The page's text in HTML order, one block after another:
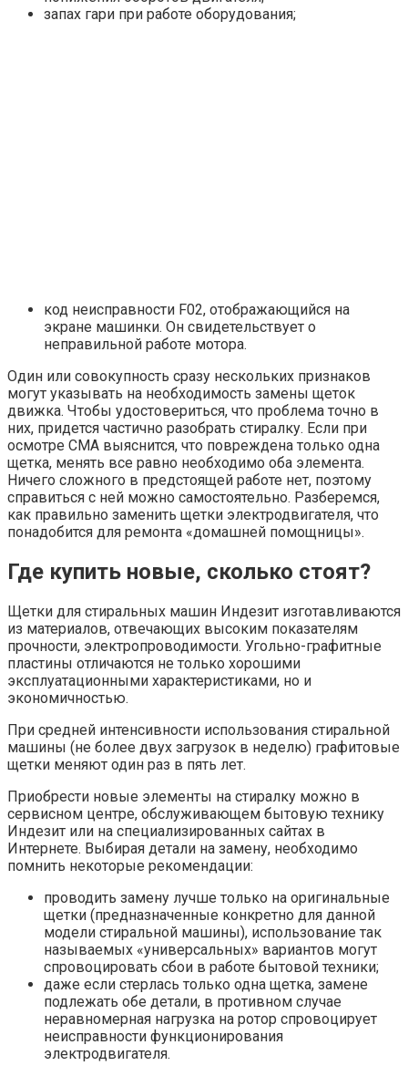
запах гари при работе оборудования;
код неисправности F02, отображающийся на
экране машинки. Он свидетельствует о
неправильной работе мотора.
Один или совокупность сразу нескольких признаков
могут указывать на необходимость замены щеток
движка. Чтобы удостовериться, что проблема точно в
них, придется частично разобрать стиралку. Если при
осмотре СМА выяснится, что повреждена только одна
щетка, менять все равно необходимо оба элемента.
Ничего сложного в предстоящей работе нет, поэтому
справиться с ней можно самостоятельно. Разберемся,
как правильно заменить щетки электродвигателя, что
понадобится для ремонта «домашней помощницы».
Где купить новые, сколько стоят?
Щетки для стиральных машин Индезит изготавливаются
из материалов, отвечающих высоким показателям
прочности, электропроводимости. Угольно-графитные
пластины отличаются не только хорошими
эксплуатационными характеристиками, но и
экономичностью.
При средней интенсивности использования стиральной
машины (не более двух загрузок в неделю) графитовые
щетки меняют один раз в пять лет.
Приобрести новые элементы на стиралку можно в
сервисном центре, обслуживающем бытовую технику
Индезит или на специализированных сайтах в
Интернете. Выбирая детали на замену, необходимо
помнить некоторые рекомендации:
проводить замену лучше только на оригинальные
щетки (предназначенные конкретно для данной
модели стиральной машины), использование так
называемых «универсальных» вариантов могут
спровоцировать сбои в работе бытовой техники;
даже если стерлась только одна щетка, замене
подлежать обе детали, в противном случае
неравномерная нагрузка на ротор спровоцирует
неисправности функционирования
электродвигателя.